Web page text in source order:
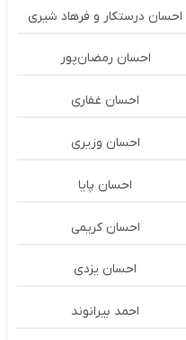
احسان درستكار و فرهاد شيرى
احسان رمضان‌پور
احسان غفاری
احسان وزیری
احسان پایا
احسان کریمی
احسان یزدی
احمد بیرانوند